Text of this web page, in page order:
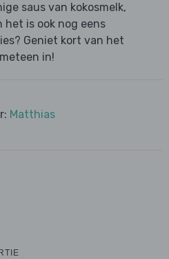
saus van kokosmelk,
het is ook nog eens
Geniet kort van het
in!
Matthias